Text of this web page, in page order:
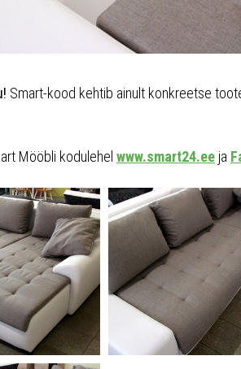
Smart-kood kehtib ainult konkreetse
Mööbli kodulehel www.smart24.ee ja